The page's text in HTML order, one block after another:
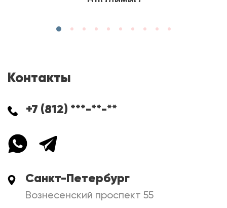
Контакты
+7 (812) ***-**-**
Санкт-Петербург
Вознесенский проспект 55